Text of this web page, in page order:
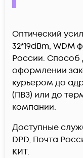
Оптический
32*19dBm, WDM
России. Способ
оформлении
курьером до
(ПВЗ) или до
компании.
Доступные
DPD, Почта
КИТ.